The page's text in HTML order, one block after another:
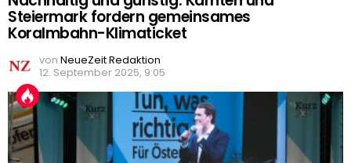
Steiermark fordern gemeinsames
Koralmbahn-Klimaticket
von NeueZeit Redaktion
12. September 2025, 9:05